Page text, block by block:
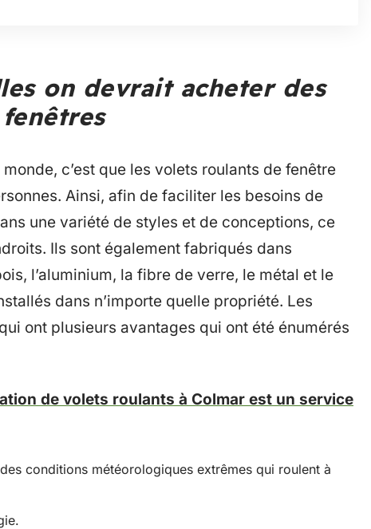
on devrait acheter des
c’est que les volets roulants de fenêtre
Ainsi, afin de faciliter les besoins de
une variété de styles et de conceptions, ce
Ils sont également fabriqués dans
l’aluminium, la fibre de verre, le métal et le
dans n’importe quelle propriété. Les
ont plusieurs avantages qui ont été énumérés
de volets roulants à Colmar est un service
conditions météorologiques extrêmes qui roulent à